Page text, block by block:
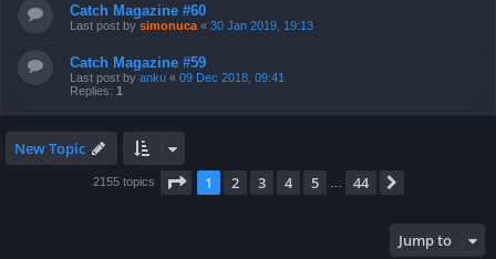
Catch Magazine #60
Last post by simonuca « 30 Jan 2019, 19:13
Catch Magazine #59
Last post by anku « 09 Dec 2018, 09:41
Replies: 1
New Topic
2155 topics Page 1of 44
1 2 3 4 5 44
Jump to